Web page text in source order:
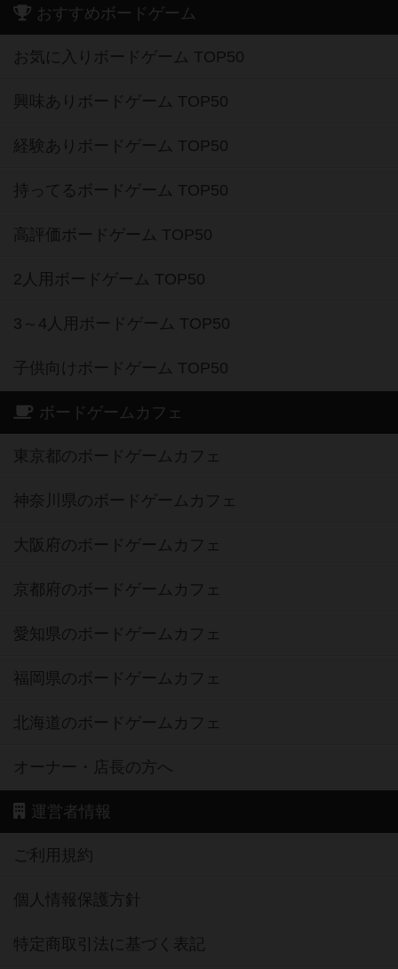
おすすめボードゲーム
お気に入りボードゲーム TOP50
興味ありボードゲーム TOP50
経験ありボードゲーム TOP50
持ってるボードゲーム TOP50
高評価ボードゲーム TOP50
2人用ボードゲーム TOP50
3～4人用ボードゲーム TOP50
子供向けボードゲーム TOP50
ボードゲームカフェ
東京都のボードゲームカフェ
神奈川県のボードゲームカフェ
大阪府のボードゲームカフェ
京都府のボードゲームカフェ
愛知県のボードゲームカフェ
福岡県のボードゲームカフェ
北海道のボードゲームカフェ
オーナー・店長の方へ
運営者情報
ご利用規約
個人情報保護方針
特定商取引法に基づく表記